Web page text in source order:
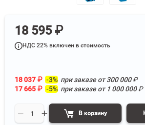
18 595 ₽
НДС 22% включен в стоимость
18 037 ₽ -3% при заказе от300 000₽
17 665 ₽ -5% при заказе от 1 000 000₽
В корзину